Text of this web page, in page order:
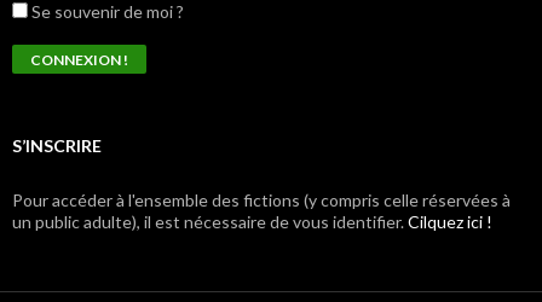
Se souvenir de moi ?
S’INSCRIRE
Pour accéder à l'ensemble des fictions (y compris celle réservées à
un public adulte), il est nécessaire de vous identifier.Cilquez ici !